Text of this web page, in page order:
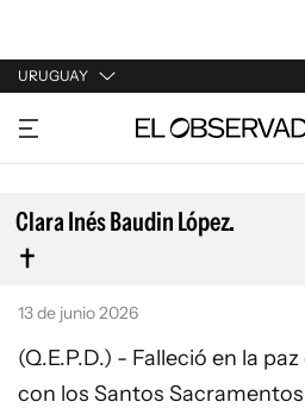
URUGUAY
URUGUAY
ARGENTINA
ESPAÑA
ESTADOS UNIDOS
Clara Inés Baudin López.
13 de junio 2026
(Q.E.P.D.) - Falleció en la
con los Santos